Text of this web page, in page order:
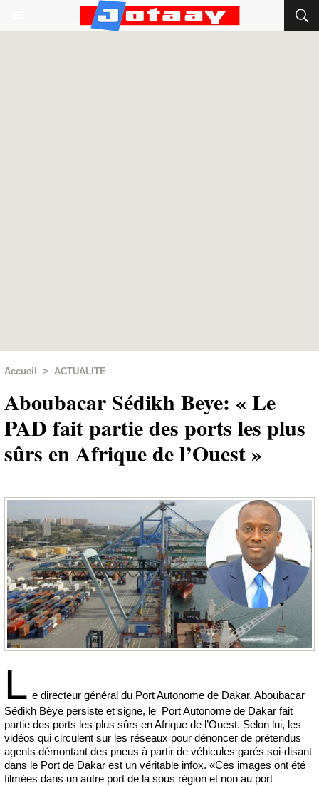
Accueil > ACTUALITE
Aboubacar Sédikh Beye: « Le
PAD fait partie des ports les plus
sûrs en Afrique de l’Ouest »
L e directeur général du Port Autonome de Dakar, Aboubacar
Sédikh Bèye persiste et signe, le Port Autonome de Dakar fait
partie des ports les plus sûrs en Afrique de l’Ouest. Selon lui, les
vidéos qui circulent sur les réseaux pour dénoncer de prétendus
agents démontant des pneus à partir de véhicules garés soi-disant
dans le Port de Dakar est un véritable infox. «Ces images ont été
filmées dans un autre port de la sous région et non au port